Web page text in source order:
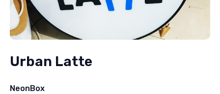
Urban Latte
NeonBox